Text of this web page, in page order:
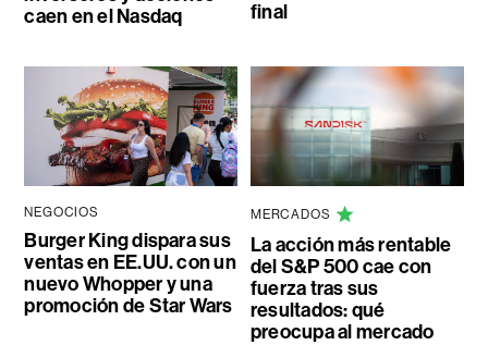
caen en el Nasdaq
final
NEGOCIOS
Burger King dispara sus
ventas en EE.UU. con un
nuevo Whopper y una
promoción de Star Wars
MERCADOS
La acción más rentable
del S&P 500 cae con
fuerza tras sus
resultados: qué
preocupa al mercado